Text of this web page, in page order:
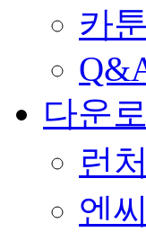
카툰
다운
런
엔